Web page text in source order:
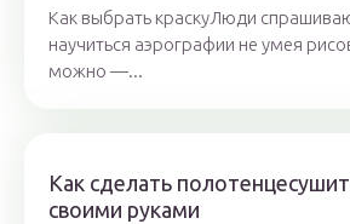
Как выбрать краскуЛюди
научиться аэрографии не умея
можно —...
Как сделать
своими руками